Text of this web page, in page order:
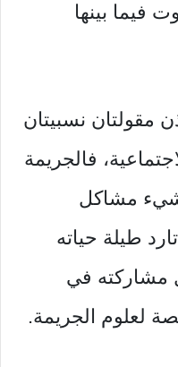
فيما بينها
مقولتان نسبيتان
فالجريمة
مشاكل
طيلة حياته
مشاركته في
لعلوم الجريمة.